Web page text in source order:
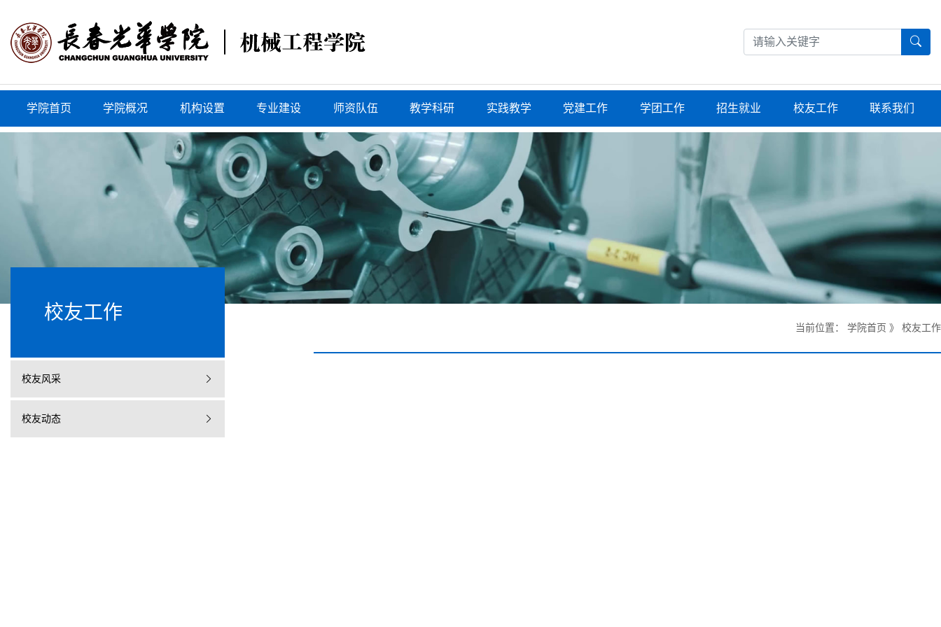
学院首页 学院概况 机构设置 专业建设 师资队伍 教学科研 实践教学 党建工作 学团工作 招生就业 校友工作 联系我们
当前位置： 学院首页 》 校友工作
校友工作
校友风采
校友动态